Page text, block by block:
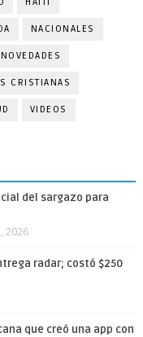
NACIONALES
NOVEDADES
CRISTIANAS
VIDEOS
del sargazo para
2026
radar; costó $250
que creó una app con